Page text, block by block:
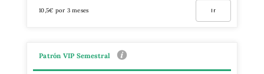
10,5€ por 3 meses Ir
Patrón VIP Semestral